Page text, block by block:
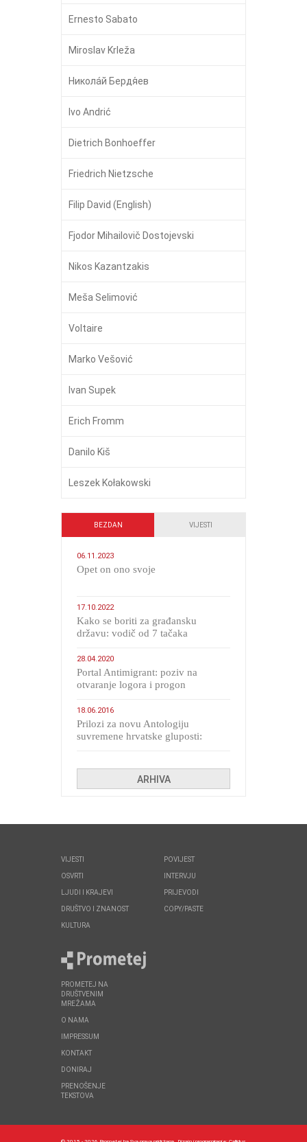
Ernesto Sabato
Miroslav Krleža
Никола́й Бердя́ев
Ivo Andrić
Dietrich Bonhoeffer
Friedrich Nietzsche
Filip David (English)
Fjodor Mihailovič Dostojevski
Nikos Kazantzakis
Meša Selimović
Voltaire
Marko Vešović
Ivan Supek
Erich Fromm
Danilo Kiš
Leszek Kołakowski
BEZDAN VIJESTI
06.11.2023
​Opet on ono svoje
17.10.2022
Kako se boriti za građansku
državu: vodič od 7 tačaka
28.04.2020
Portal Antimigrant: poziv na
otvaranje logora i progon
18.06.2016
Prilozi za novu Antologiju
suvremene hrvatske gluposti:
ARHIVA
VIJESTI
OSVRTI
LJUDI I KRAJEVI
DRUŠTVO I ZNANOST
KULTURA
POVIJEST
INTERVJU
PRIJEVODI
COPY/PASTE
PROMETEJ NA
DRUŠTVENIM
MREŽAMA
O NAMA
IMPRESSUM
KONTAKT
DONIRAJ
PRENOŠENJE
TEKSTOVA